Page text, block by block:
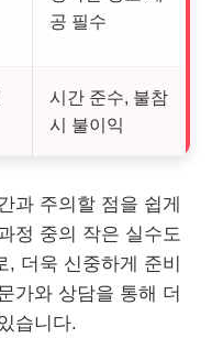
공 필수
시간 준수, 불참
시 불이익
과 주의할 점을 쉽게
정 중의 작은 실수도
, 더욱 신중하게 준비
가와 상담을 통해 더
습니다.